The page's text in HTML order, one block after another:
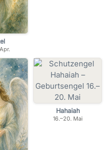
Hahaiah
16.–20. Mai